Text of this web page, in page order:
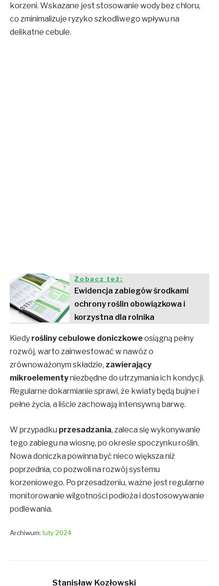
korzeni. Wskazane jest stosowanie wody bez chloru,
co zminimalizuje ryzyko szkodliwego wpływu na
delikatne cebule.
Zobacz też:
Ewidencja zabiegów środkami
ochrony roślin obowiązkowa i
korzystna dla rolnika
Kiedy rośliny cebulowe doniczkoweosiągną pełny
rozwój, warto zainwestować w nawóz o
zrównoważonym składzie, zawierający
mikroelementyniezbędne do utrzymania ich kondycji.
Regularne dokarmianie sprawi, że kwiaty będą bujne i
pełne życia, a liście zachowają intensywną barwę.
W przypadku przesadzania, zaleca się wykonywanie
tego zabiegu na wiosnę, po okresie spoczynku roślin.
Nowa doniczka powinna być nieco większa niż
poprzednia, co pozwoli na rozwój systemu
korzeniowego. Po przesadzeniu, ważne jest regularne
monitorowanie wilgotności podłoża i dostosowywanie
podlewania.
Archiwum: luty 2024
Stanisław Kozłowski